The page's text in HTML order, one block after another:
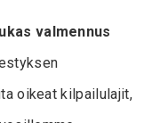
valmennus
oikeat kilpailulajit,